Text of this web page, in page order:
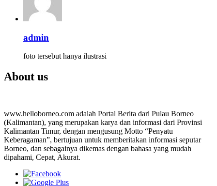
admin
foto tersebut hanya ilustrasi
About us
www.helloborneo.com adalah Portal Berita dari Pulau Borneo
(Kalimantan), yang merupakan karya dan informasi dari Provinsi
Kalimantan Timur, dengan mengusung Motto “Penyatu
Keberagaman”, bertujuan untuk memberitakan informasi seputar
Borneo, dan sebagainya dikemas dengan bahasa yang mudah
dipahami, Cepat, Akurat.